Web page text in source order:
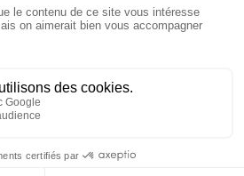
visite pastorale du pape Léon
à Assise à suivre sur KTO le
6 août
pape en Uruguay, Argentine et
du 6 au 17 novembre 2026